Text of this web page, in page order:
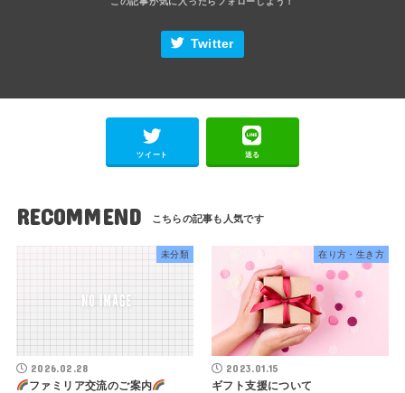
Twitter
ツイート 送る
RECOMMEND
未分類
2026.02.28
ファミリア交流のご案内
在り方・生き方
2023.01.15
ギフト支援について